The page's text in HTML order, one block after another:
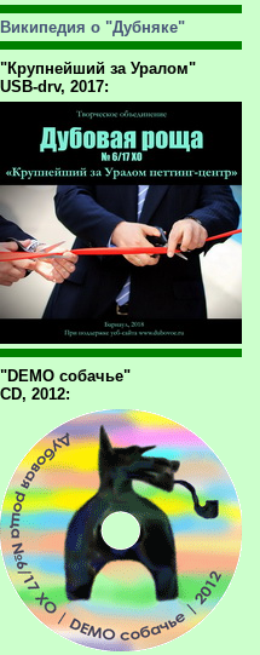
Википедия о "Дубняке"
"Крупнейший за Уралом"
USB-drv, 2017:
"DEMO собачье"
CD, 2012: